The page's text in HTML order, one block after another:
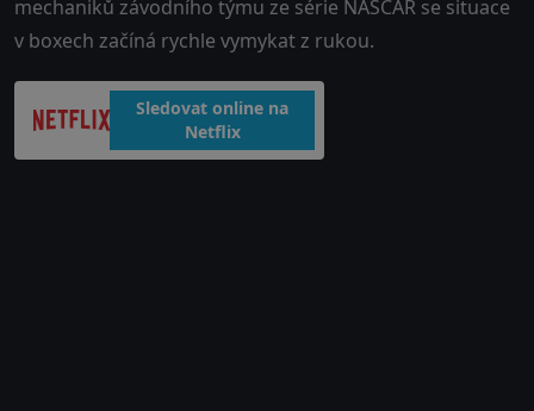
mechaniků závodního týmu ze série NASCAR se situace
v boxech začíná rychle vymykat z rukou.
Sledovat online na
Netflix